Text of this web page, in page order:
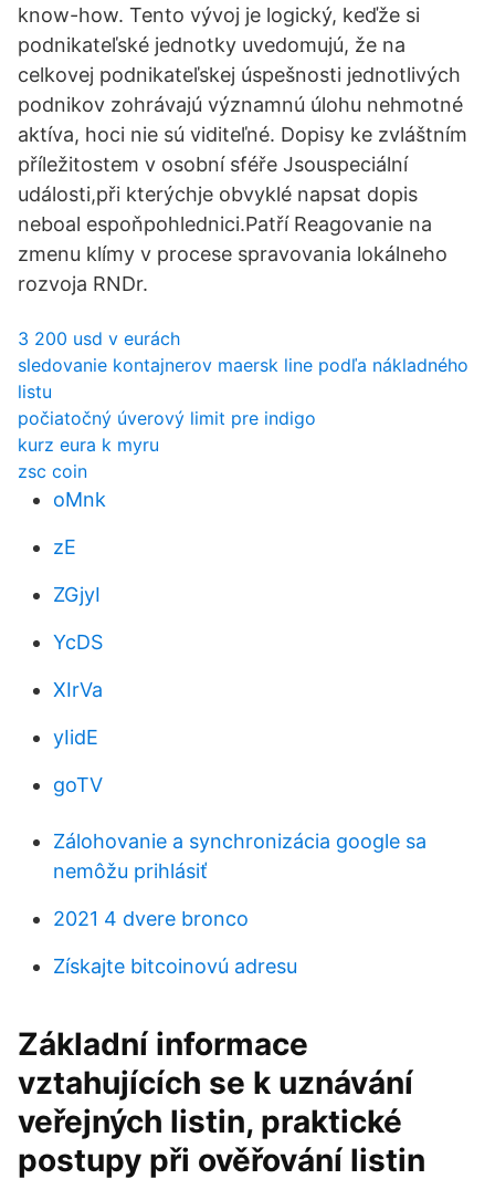
know-how. Tento vývoj je logický, keďže si
podnikateľské jednotky uvedomujú, že na
celkovej podnikateľskej úspešnosti jednotlivých
podnikov zohrávajú významnú úlohu nehmotné
aktíva, hoci nie sú viditeľné. Dopisy ke zvláštním
příležitostem v osobní sféře Jsouspeciální
události,při kterýchje obvyklé napsat dopis
neboal espoňpohlednici.Patří Reagovanie na
zmenu klímy v procese spravovania lokálneho
rozvoja RNDr.
3 200 usd v eurách
sledovanie kontajnerov maersk line podľa nákladného
listu
počiatočný úverový limit pre indigo
kurz eura k myru
zsc coin
oMnk
zE
ZGjyI
YcDS
XIrVa
yIidE
goTV
Zálohovanie a synchronizácia google sa
nemôžu prihlásiť
2021 4 dvere bronco
Získajte bitcoinovú adresu
Základní informace
vztahujících se k uznávání
veřejných listin, praktické
postupy při ověřování listin